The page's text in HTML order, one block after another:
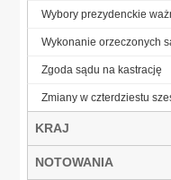
Wybory prezydenckie
Wykonanie orzeczonych
Zgoda sądu na kastrację
Zmiany w czterdziestu
KRAJ
NOTOWANIA